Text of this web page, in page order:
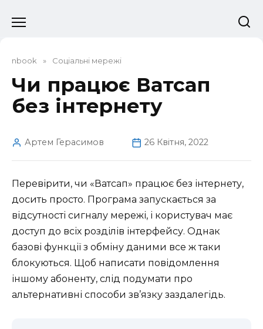
до
nbook » Соціальні мережі
Чи працює Ватсап
без інтернету
Артем Герасимов 26 Квітня, 2022
Перевірити, чи «Ватсап» працює без інтернету,
досить просто. Програма запускається за
відсутності сигналу мережі, і користувач має
доступ до всіх розділів інтерфейсу. Однак
базові функції з обміну даними все ж таки
блокуються. Щоб написати повідомлення
іншому абоненту, слід подумати про
альтернативні способи зв’язку заздалегідь.